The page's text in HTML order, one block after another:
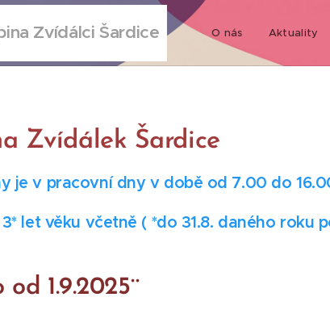
Zvídálci Šardice O nás Aktuality
Zvídálek Šardice
je v pracovní dny v době od 7.00 do
let věku včetně ( *do 31.8. daného roku
1.9.2025¨